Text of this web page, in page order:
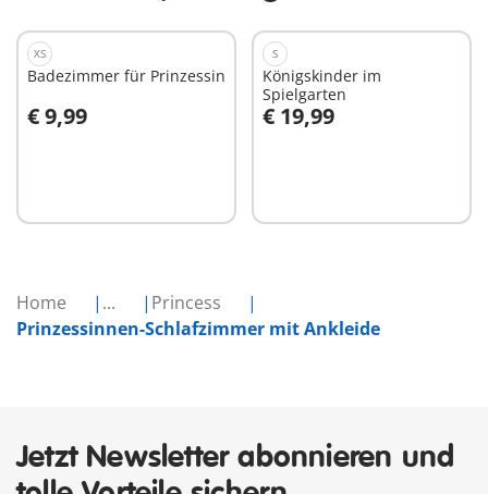
Home ...
Princess
Prinzessinnen-Schlafzimmer mit Ankleide
XS
Badezimmer für Prinzessin
€ 9,99
In den Warenkorb
S
Königskinder im
Spielgarten
€ 19,99
In den Warenkorb
Jetzt Newsletter abonnieren und